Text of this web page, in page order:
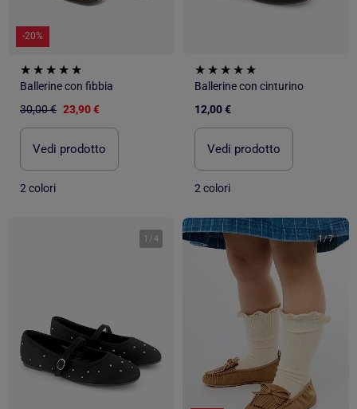
-20%
Ballerine con fibbia
30,00 € 23,90 €
Vedi prodotto
2 colori
Ballerine con cinturino
12,00 €
Vedi prodotto
2 colori
1 /4 1/7